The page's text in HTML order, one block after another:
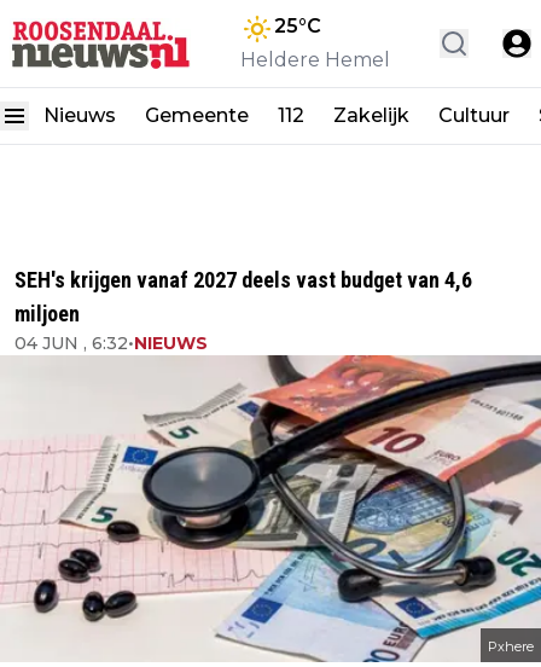
25°C
Heldere Hemel
Nieuws Gemeente 112 Zakelijk Cultuur
SEH's krijgen vanaf 2027 deels vast budget van 4,6
miljoen
04 JUN , 6:32•NIEUWS
Pxhere